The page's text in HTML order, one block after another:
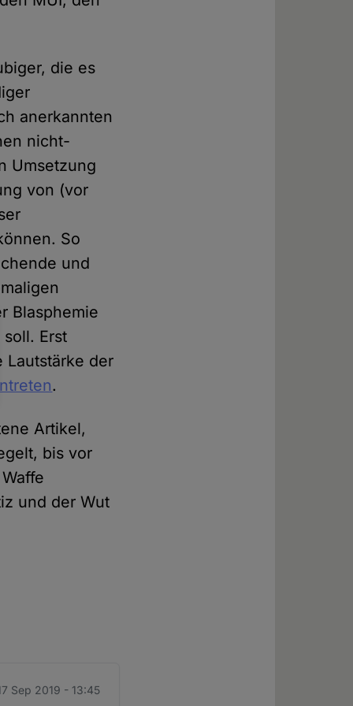
die es
anerkannten
nicht-
Umsetzung
von (vor
So
und
Blasphemie
Erst
Lautstärke der
.
Artikel,
bis vor
und der Wut
Sep 2019 - 13:45